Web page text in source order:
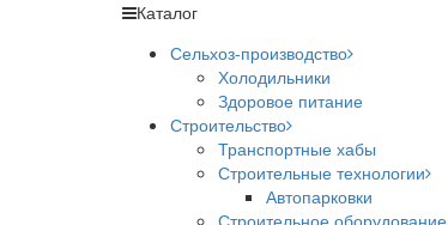
Каталог
Сельхоз-производство
Холодильники
Здоровое питание
Строительство
Транспортные хабы
Строительные технологии
Автопарковки
Строительное оборудование